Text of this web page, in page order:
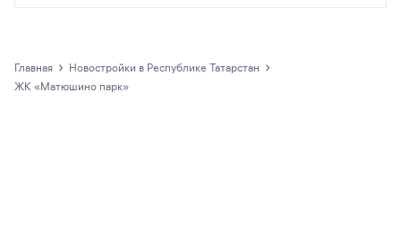
Главная › новостройки в Республике Татарстан ›
ЖК «Матюшино парк»